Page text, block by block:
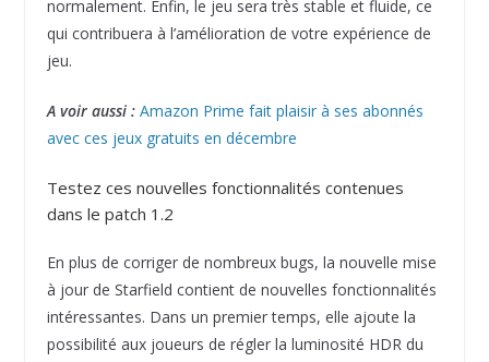
normalement. Enfin, le jeu sera très stable et fluide, ce
qui contribuera à l’amélioration de votre expérience de
jeu.
A voir aussi : Amazon Prime fait plaisir à ses abonnés
avec ces jeux gratuits en décembre
Testez ces nouvelles fonctionnalités contenues
dans le patch 1.2
En plus de corriger de nombreux bugs, la nouvelle mise
à jour de Starfield contient de nouvelles fonctionnalités
intéressantes. Dans un premier temps, elle ajoute la
possibilité aux joueurs de régler la luminosité HDR du